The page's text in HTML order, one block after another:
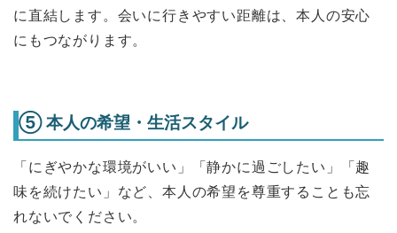
に直結します。会いに行きやすい距離は、本人の安心
にもつながります。
⑤ 本人の希望・生活スタイル
「にぎやかな環境がいい」「静かに過ごしたい」「趣
味を続けたい」など、本人の希望を尊重することも忘
れないでください。